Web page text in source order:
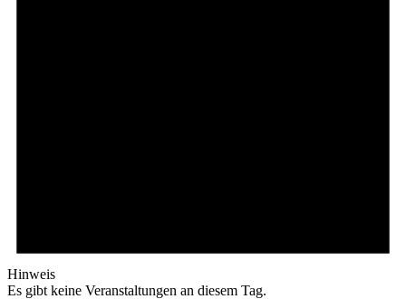
Hinweis
Es gibt keine Veranstaltungen an diesem Tag.